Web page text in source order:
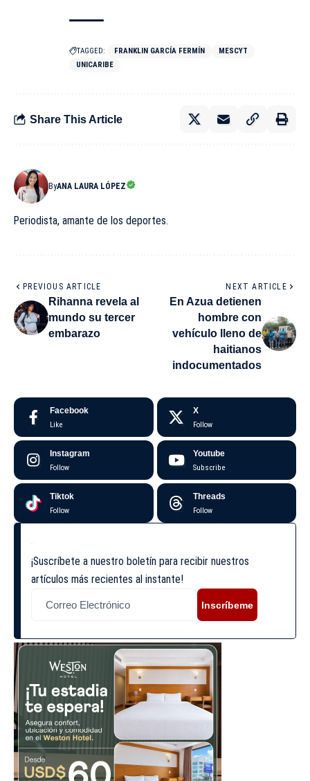
TAGGED: FRANKLIN GARCÍA FERMÍN
MESCYT
UNICARIBE
Share This Article
ByANA LAURA LÓPEZ
Periodista, amante de los deportes.
PREVIOUS ARTICLE
Rihanna revela al
mundo su tercer
embarazo
NEXT ARTICLE
En Azua detienen
hombre con
vehículo lleno de
haitianos
indocumentados
Facebook
Like
X
Follow
Instagram
Follow
Youtube
Subscribe
Tiktok
Follow
Threads
Follow
¡Suscríbete a nuestro boletín para recibir nuestros
artículos más recientes al instante!
Inscríbeme